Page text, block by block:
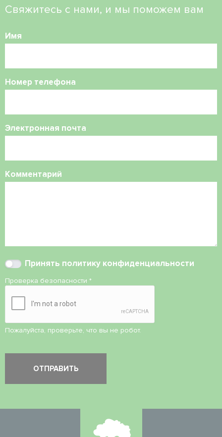
Свяжитесь с нами, и мы поможем вам
Имя
Номер телефона
Электронная почта
Комментарий
Принять политику конфиденциальности
Проверка безопасности *
Пожалуйста, проверьте, что вы не робот.